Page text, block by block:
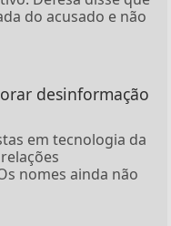
do acusado e não
desinformação
em tecnologia da
nomes ainda não